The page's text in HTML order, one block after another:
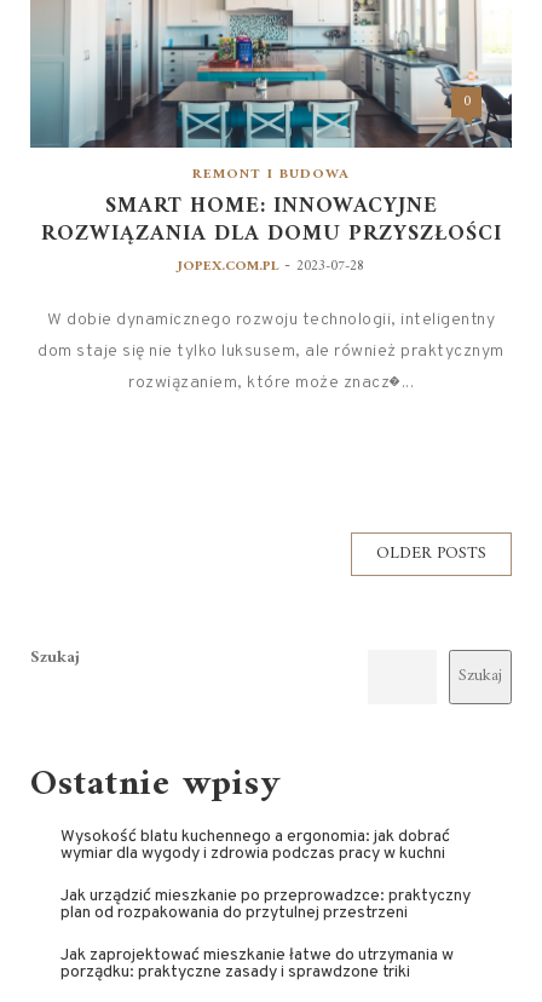
0
REMONT I BUDOWA
SMART HOME: INNOWACYJNE
ROZWIĄZANIA DLA DOMU PRZYSZŁOŚCI
JOPEX.COM.PL - 2023-07-28
W dobie dynamicznego rozwoju technologii, inteligentny
dom staje się nie tylko luksusem, ale również praktycznym
rozwiązaniem, które może znacz�...
OLDER POSTS
Szukaj
Szukaj
Ostatnie wpisy
Wysokość blatu kuchennego a ergonomia: jak dobrać
wymiar dla wygody i zdrowia podczas pracy w kuchni
Jak urządzić mieszkanie po przeprowadzce: praktyczny
plan od rozpakowania do przytulnej przestrzeni
Jak zaprojektować mieszkanie łatwe do utrzymania w
porządku: praktyczne zasady i sprawdzone triki